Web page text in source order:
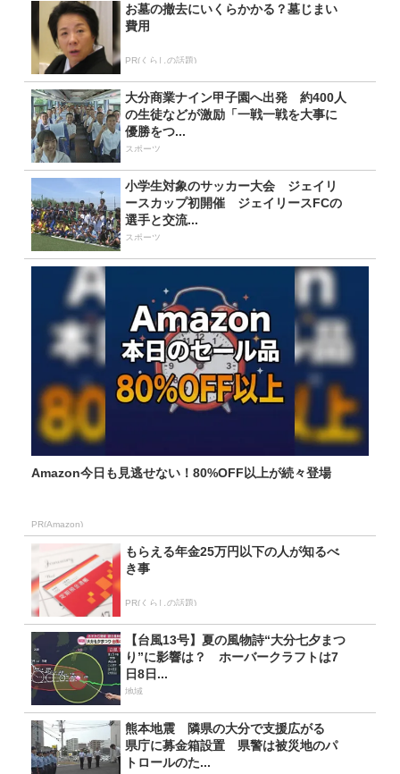
お墓の撤去にいくらかかる？墓じまい
費用
PR(くらしの話題)
大分商業ナイン甲子園へ出発 約400人
の生徒などが激励「一戦一戦を大事に
優勝をつ...
スポーツ
小学生対象のサッカー大会 ジェイリ
ースカップ初開催 ジェイリースFCの
選手と交流...
スポーツ
Amazon今日も見逃せない！80%OFF以上が続々登場
PR(Amazon)
もらえる年金25万円以下の人が知るべ
き事
PR(くらしの話題)
【台風13号】夏の風物詩“大分七夕まつ
り”に影響は？ ホーバークラフトは7
日8日...
地域
熊本地震 隣県の大分で支援広がる
県庁に募金箱設置 県警は被災地のパ
トロールのた...